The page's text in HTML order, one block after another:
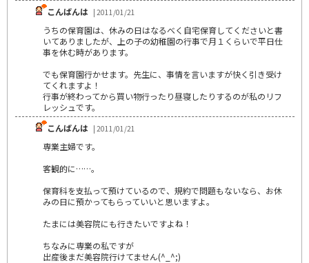
こんばんは | 2011/01/21
うちの保育園は、休みの日はなるべく自宅保育してくださいと書
いてありましたが、上の子の幼稚園の行事で月１くらいで平日仕
事を休む時があります。
でも保育園行かせます。先生に、事情を言いますが快く引き受け
てくれますよ！
行事が終わってから買い物行ったり昼寝したりするのが私のリフ
レッシュです。
こんばんは | 2011/01/21
専業主婦です。
客観的に……。
保育科を支払って預けているので、規約で問題もないなら、お休
みの日に預かってもらっていいと思いますよ。
たまには美容院にも行きたいですよね！
ちなみに専業の私ですが
出産後まだ美容院行けてません(^_^;)